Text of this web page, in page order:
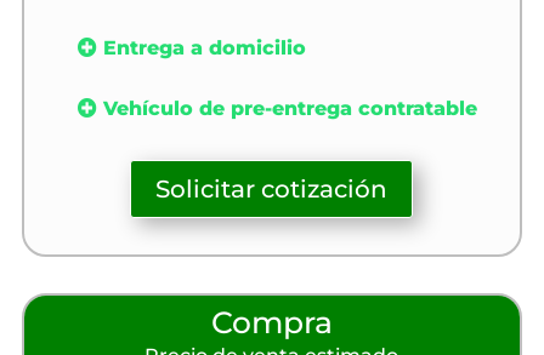
Entrega a domicilio
Vehículo de pre-entrega contratable
Solicitar cotización
Compra